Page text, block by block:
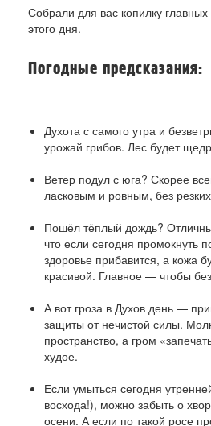
Собрали для вас копилку
этого дня.
Погодные предсказания:
Духота с самого утра и
урожай грибов. Лес будет
Ветер подул с юга? Скорее
ласковым и ровным, без
Пошёл тёплый дождь?
что если сегодня промокнуть
здоровье прибавится, а кожа
красивой. Главное — чтобы
А вот гроза в Духов день —
защиты от нечистой силы.
пространство, а гром
худое.
Если умыться сегодня
восхода!), можно забыть о
осени. А если по такой росе